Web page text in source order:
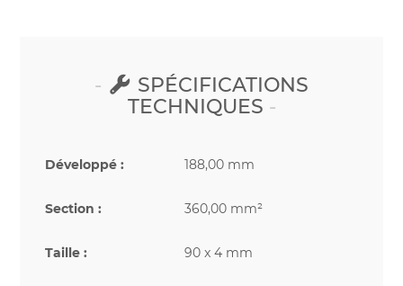
SPÉCIFICATIONS
TECHNIQUES
Développé : 188,00 mm
Section : 360,00 mm²
Taille : 90 x 4 mm